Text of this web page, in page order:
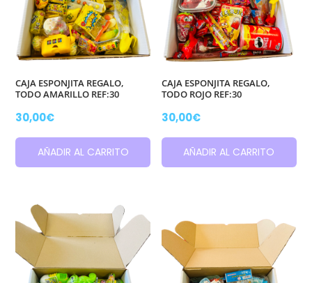
CAJA ESPONJITA REGALO,
TODO AMARILLO REF:30
30,00€
AÑADIR AL CARRITO
CAJA ESPONJITA REGALO,
TODO ROJO REF:30
30,00€
AÑADIR AL CARRITO